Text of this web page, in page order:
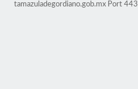
tamazuladegordiano.gob.mx Port 443